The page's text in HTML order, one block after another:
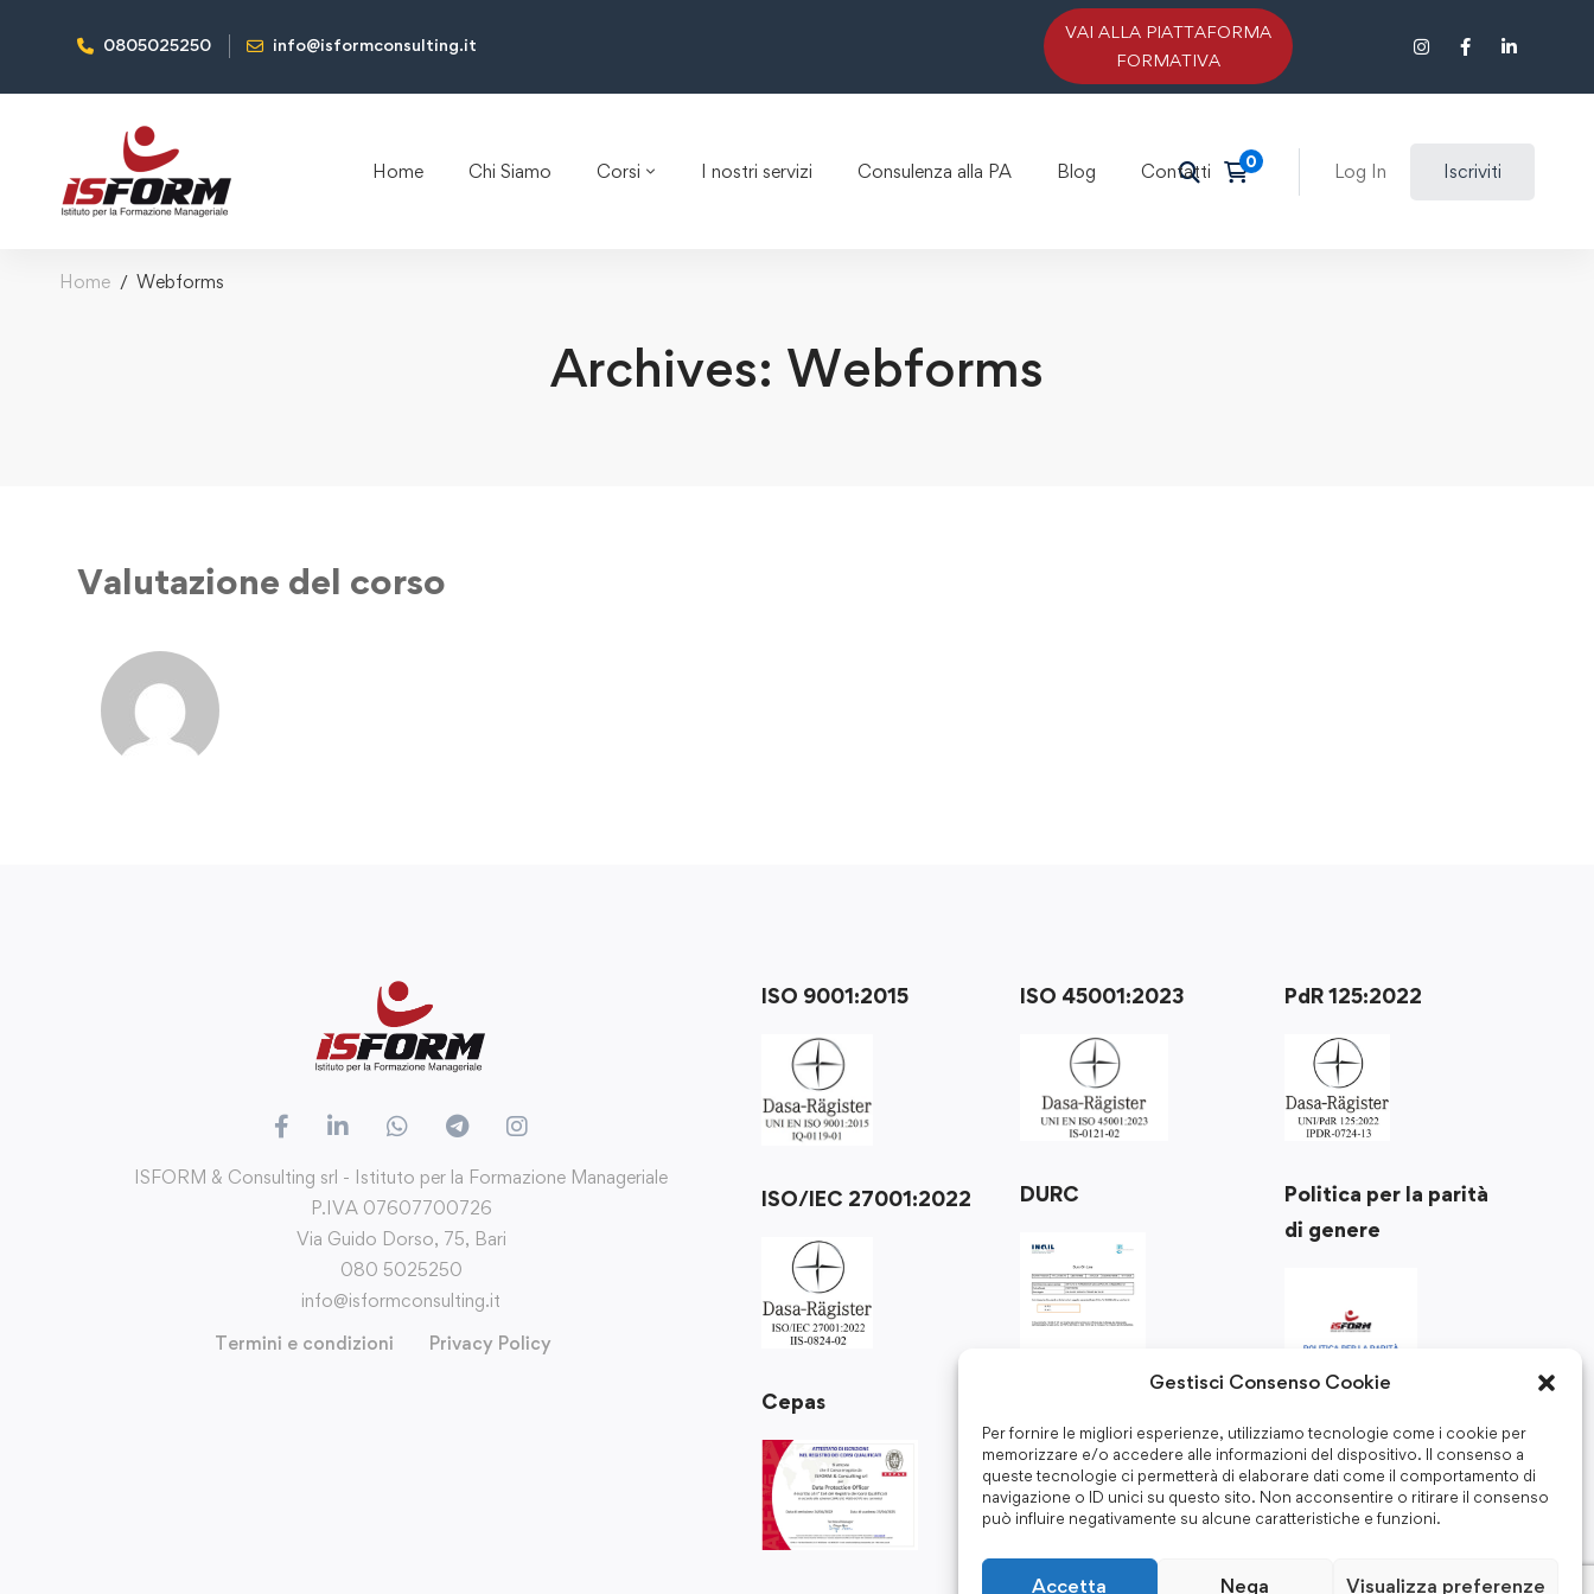
Gestisci Consenso Cookie
Per fornire le migliori esperienze, utilizziamo tecnologie come i cookie per
memorizzare e/o accedere alle informazioni del dispositivo. Il consenso a
queste tecnologie ci permetterà di elaborare dati come il comportamento di
navigazione o ID unici su questo sito. Non acconsentire o ritirare il consenso
può influire negativamente su alcune caratteristiche e funzioni.
Accetta Nega Visualizza preferenze
0805025250 info@isformconsulting.it
VAI ALLA PIATTAFORMA
FORMATIVA
Home Chi Siamo Corsi I nostri servizi Consulenza alla PA Blog Contatti Log In Iscriviti
Home Webforms
Archives: Webforms
Valutazione del corso
ISFORM & Consulting srl - Istituto per la Formazione Manageriale
P.IVA 07607700726
Via Guido Dorso, 75, Bari
080 5025250
info@isformconsulting.it
Termini e condizioni
Privacy Policy
ISO 9001:2015
ISO/IEC 27001:2022
Cepas
ISO 45001:2023
DURC
PdR 125:2022
Politica per la parità
di genere